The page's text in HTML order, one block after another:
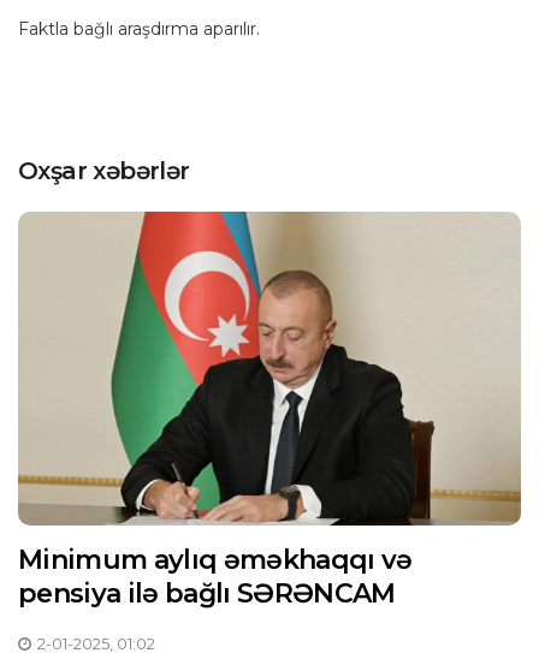
Faktla bağlı araşdırma aparılır.
Oxşar xəbərlər
Minimum aylıq əməkhaqqı və
pensiya ilə bağlı SƏRƏNCAM
2-01-2025, 01:02